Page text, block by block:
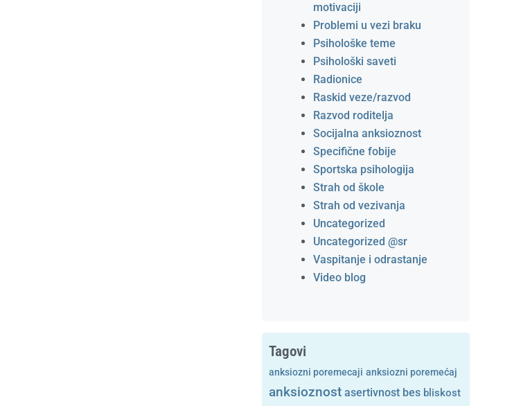
motivaciji
Problemi u vezi braku
Psihološke teme
Psihološki saveti
Radionice
Raskid veze/razvod
Razvod roditelja
Socijalna anksioznost
Specifične fobije
Sportska psihologija
Strah od škole
Strah od vezivanja
Uncategorized
Uncategorized @sr
Vaspitanje i odrastanje
Video blog
Tagovi
anksiozni poremecaji anksiozni poremećaj
anksioznost asertivnost bes bliskost